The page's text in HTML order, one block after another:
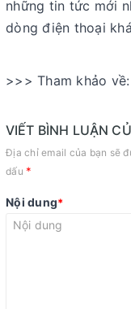
những tin tức mới
dòng điện thoại
>>> Tham khảo
VIẾT BÌNH LUẬN
Địa chỉ email của bạn sẽ
dấu *
Nội dung*